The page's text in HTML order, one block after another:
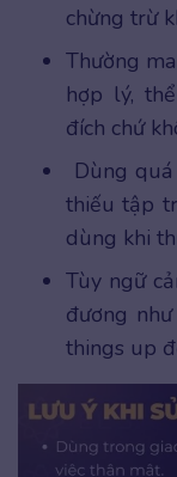
chừng trừ
Thường
hợp lý,
đích chứ
Dùng
thiếu tập
dùng khi
Tùy ngữ
đương
things up